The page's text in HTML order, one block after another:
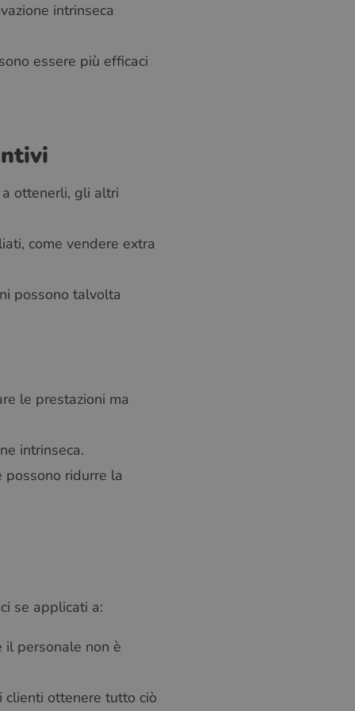
intrinseca
essere più efficaci
ottenerli, gli altri
come vendere extra
possono talvolta
le prestazioni ma
intrinseca.
ridurre la
se applicati a:
il personale non è
clienti ottenere tutto ciò
SWEDISH
RUSSIAN